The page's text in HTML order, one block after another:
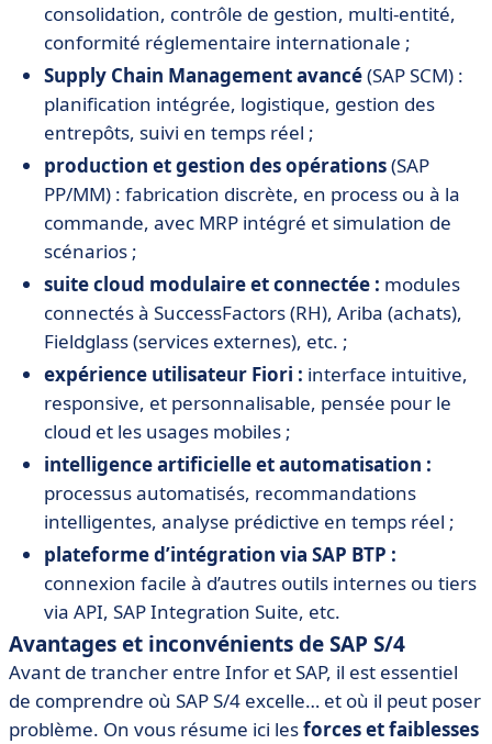
consolidation, contrôle de gestion, multi-entité,
conformité réglementaire internationale ;
Supply Chain Management avancé(SAP SCM) :
planification intégrée, logistique, gestion des
entrepôts, suivi en temps réel ;
production et gestion des opérations(SAP
PP/MM) : fabrication discrète, en process ou à la
commande, avec MRP intégré et simulation de
scénarios ;
suite cloud modulaire et connectée : modules
connectés à SuccessFactors (RH), Ariba (achats),
Fieldglass (services externes), etc. ;
expérience utilisateur Fiori : interface intuitive,
responsive, et personnalisable, pensée pour le
cloud et les usages mobiles ;
intelligence artificielle et automatisation :
processus automatisés, recommandations
intelligentes, analyse prédictive en temps réel ;
plateforme d’intégration via SAP BTP :
connexion facile à d’autres outils internes ou tiers
via API, SAP Integration Suite, etc.
Avantages et inconvénients de SAP S/4
Avant de trancher entre Infor et SAP, il est essentiel
de comprendre où SAP S/4 excelle… et où il peut poser
problème. On vous résume ici lesforces et faiblesses